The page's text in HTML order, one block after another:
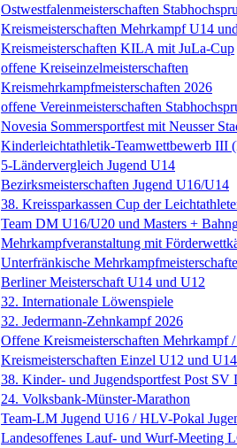
Ostwestfalenmeisterschaften
Kreismeisterschaften Mehrkampf U14
Kreismeisterschaften KILA mit JuLa-Cup
offene Kreiseinzelmeisterschaften
Kreismehrkampfmeisterschaften 2026
offene Vereinmeisterschaften
Novesia Sommersportfest mit Neusser
Kinderleichtathletik-Teamwettbewerb III
5-Ländervergleich Jugend U14
Bezirksmeisterschaften Jugend U16/U14
38. Kreissparkassen Cup der
Team DM U16/U20 und Masters +
Mehrkampfveranstaltung mit
Unterfränkische
Berliner Meisterschaft U14 und U12
32. Internationale Löwenspiele
32. Jedermann-Zehnkampf 2026
Offene Kreismeisterschaften Mehrkampf
Kreismeisterschaften Einzel U12 und U14
38. Kinder- und Jugendsportfest Post SV
24. Volksbank-Münster-Marathon
Team-LM Jugend U16 / HLV-Pokal
Landesoffenes Lauf- und Wurf-Meeting